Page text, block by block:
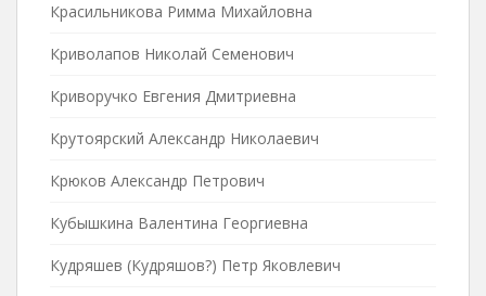
Красильникова Римма Михайловна
Криволапов Николай Семенович
Криворучко Евгения Дмитриевна
Крутоярский Александр Николаевич
Крюков Александр Петрович
Кубышкина Валентина Георгиевна
Кудряшев (Кудряшов?) Петр Яковлевич